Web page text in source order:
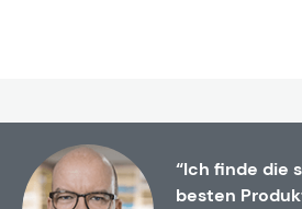
“Ich finde die
besten